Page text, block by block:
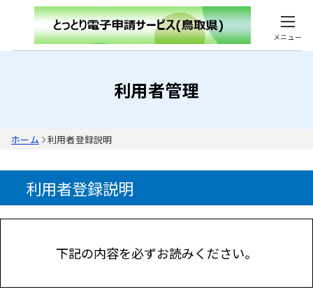
メニュー
利用者管理
ホーム 利用者登録説明
利用者登録説明
下記の内容を必ずお読みください。